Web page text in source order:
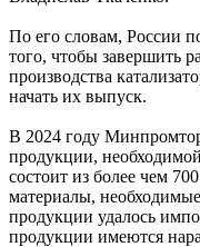
По его словам, России
того, чтобы завершить
производства
начать их выпуск.
В 2024 году
продукции,
состоит из более чем
материалы,
продукции удалось
продукции имеются